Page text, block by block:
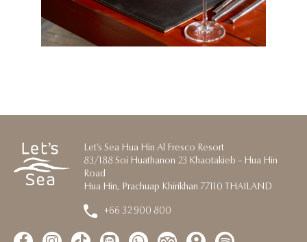
Let’s Sea Hua Hin Al Fresco Resort
83/188 Soi Huathanon 23 Khaotakieb – Hua Hin
Road
Hua Hin, Prachuap Khirikhan 77110 THAILAND
+66 32 900 800